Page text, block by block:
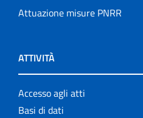
Attuazione misure PNRR
ATTIVITÀ
Accesso agli atti
Basi di dati